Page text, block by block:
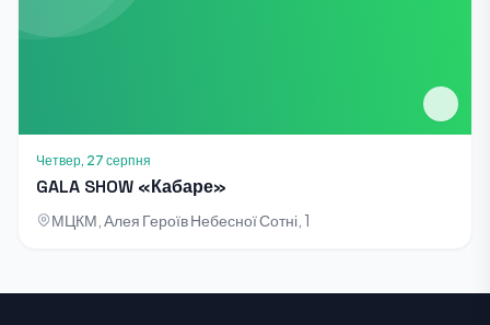
Четвер, 27 серпня
GALA SHOW «Кабаре»
МЦКМ, Алея Героїв Небесної Сотні, 1